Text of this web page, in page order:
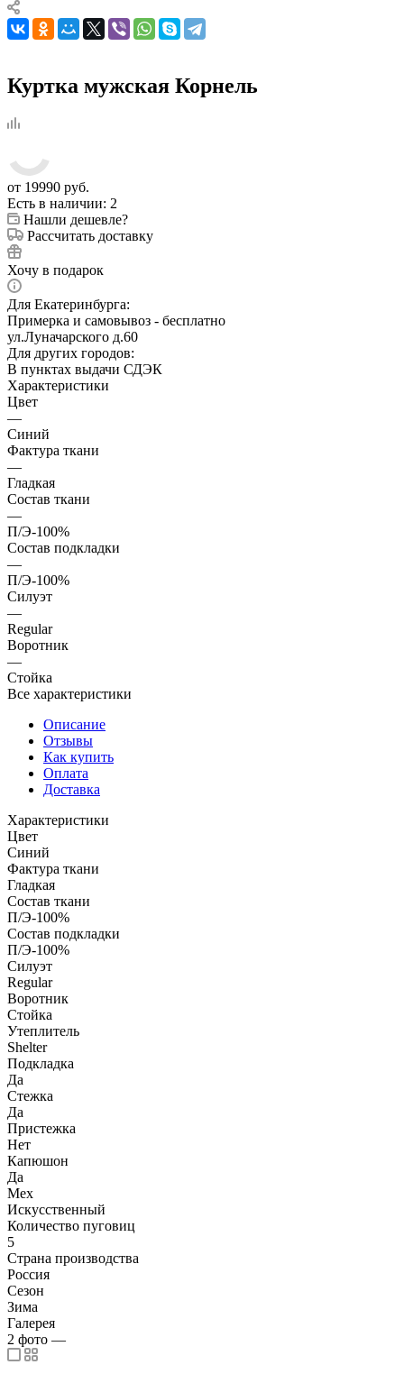
Куртка мужская Корнель
от 19990 руб.
Есть в наличии: 2
Нашли дешевле?
Рассчитать доставку
Хочу в подарок
Для Екатеринбурга:
Примерка и самовывоз - бесплатно
ул.Луначарского д.60
Для других городов:
В пунктах выдачи СДЭК
Характеристики
Цвет
—
Синий
Фактура ткани
—
Гладкая
Состав ткани
—
П/Э-100%
Состав подкладки
—
П/Э-100%
Силуэт
—
Regular
Воротник
—
Стойка
Все характеристики
Описание
Отзывы
Как купить
Оплата
Доставка
Характеристики
Цвет
Синий
Фактура ткани
Гладкая
Состав ткани
П/Э-100%
Состав подкладки
П/Э-100%
Силуэт
Regular
Воротник
Стойка
Утеплитель
Shelter
Подкладка
Да
Стежка
Да
Пристежка
Нет
Капюшон
Да
Мех
Искусственный
Количество пуговиц
5
Страна производства
Россия
Сезон
Зима
Галерея
2 фото —